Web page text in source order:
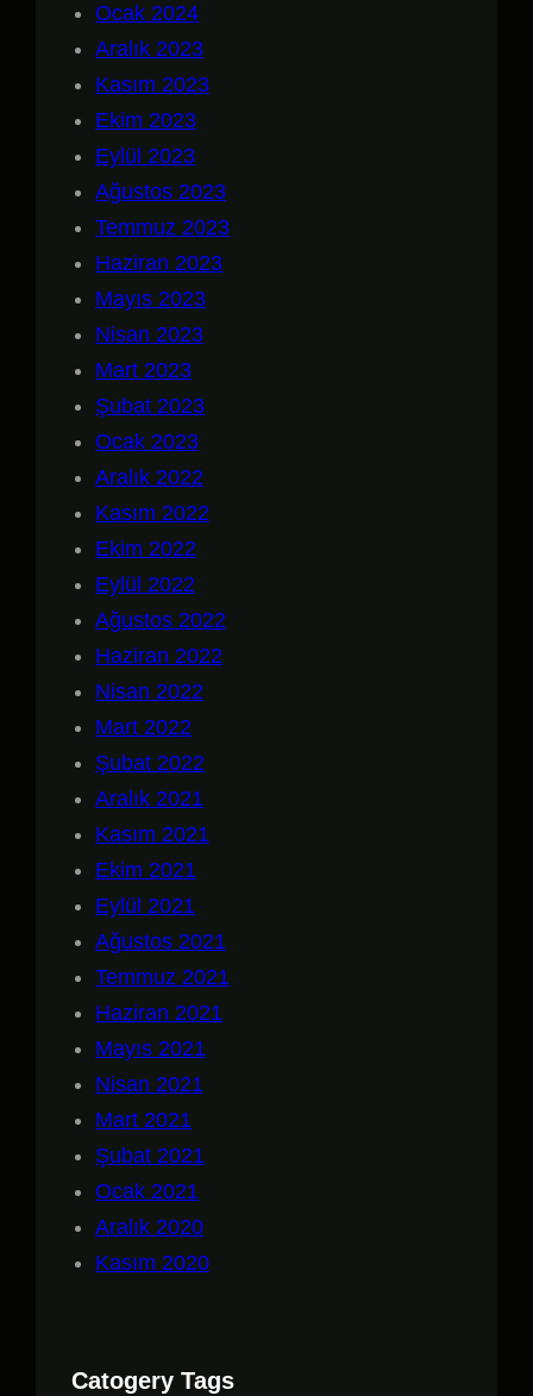
Ocak 2024
Aralık 2023
Kasım 2023
Ekim 2023
Eylül 2023
Ağustos 2023
Temmuz 2023
Haziran 2023
Mayıs 2023
Nisan 2023
Mart 2023
Şubat 2023
Ocak 2023
Aralık 2022
Kasım 2022
Ekim 2022
Eylül 2022
Ağustos 2022
Haziran 2022
Nisan 2022
Mart 2022
Şubat 2022
Aralık 2021
Kasım 2021
Ekim 2021
Eylül 2021
Ağustos 2021
Temmuz 2021
Haziran 2021
Mayıs 2021
Nisan 2021
Mart 2021
Şubat 2021
Ocak 2021
Aralık 2020
Kasım 2020
Catogery Tags